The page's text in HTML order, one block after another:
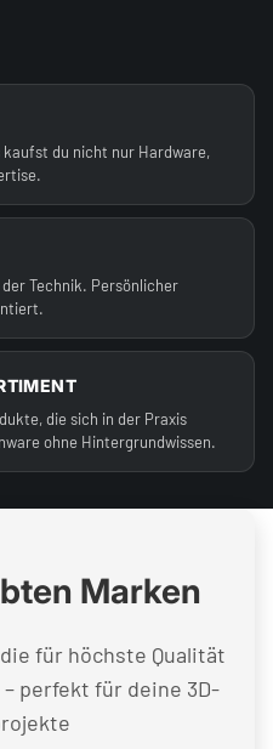
kaufst du nicht nur Hardware,
Technik. Persönlicher
die sich in der Praxis
ohne Hintergrundwissen.
Marken
für höchste Qualität
perfekt für deine 3D-